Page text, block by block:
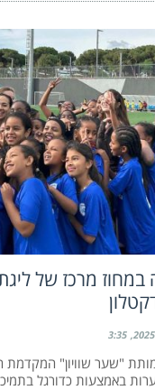
במחוז מרכז של
3:35
"שער שוויון" המקדמת
באמצעות כדורגל